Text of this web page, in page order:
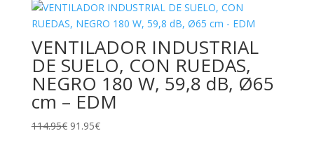
era:
265.35€.
es:
212.28€.
VENTILADOR INDUSTRIAL
DE SUELO, CON RUEDAS,
NEGRO 180 W, 59,8 dB, Ø65
cm – EDM
114.95€ El
91.95€El